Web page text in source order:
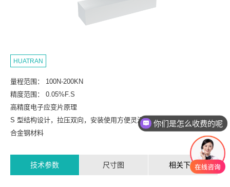
HUATRAN
量程范围： 100N-200KN
精度范围： 0.05%F.S
高精度电子应变片原理
S 型结构设计，拉压双向，安装使用方便灵活
合金钢材料
技术参数 尺寸图 相关下载
你们是怎么收费的呢